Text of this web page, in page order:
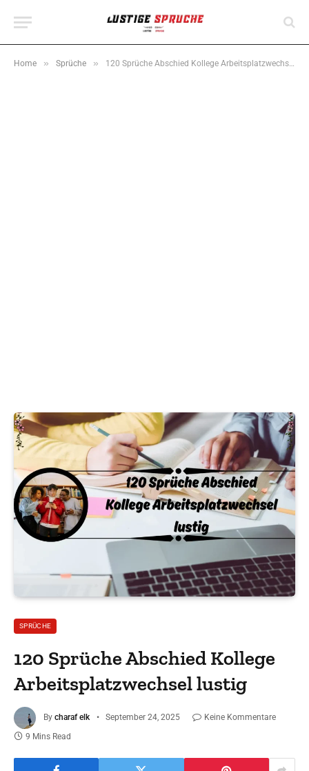
Home » Sprüche » 120 Sprüche Abschied Kollege Arbeitsplatzwechsel lustig
SPRÜCHE
120 Sprüche Abschied Kollege
Arbeitsplatzwechsel lustig
By charaf elk September 24, 2025
Keine Kommentare
9 Mins Read